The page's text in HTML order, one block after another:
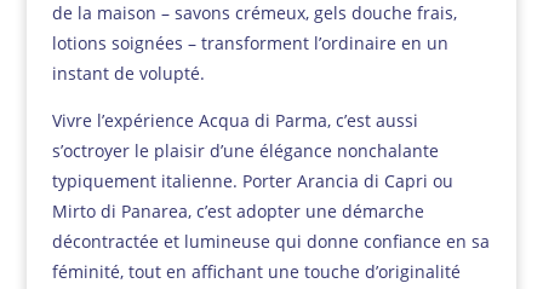
de la maison – savons crémeux, gels douche frais,
lotions soignées – transforment l’ordinaire en un
instant de volupté.
Vivre l’expérience Acqua di Parma, c’est aussi
s’octroyer le plaisir d’une élégance nonchalante
typiquement italienne. Porter Arancia di Capri ou
Mirto di Panarea, c’est adopter une démarche
décontractée et lumineuse qui donne confiance en sa
féminité, tout en affichant une touche d’originalité